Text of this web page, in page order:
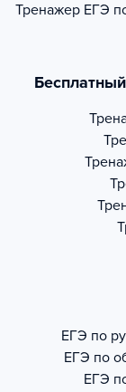
Тренажер ЕГЭ
ЕГЭ по
ЕГЭ по
ЕГЭ